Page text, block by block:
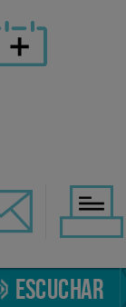
ESCUCHAR